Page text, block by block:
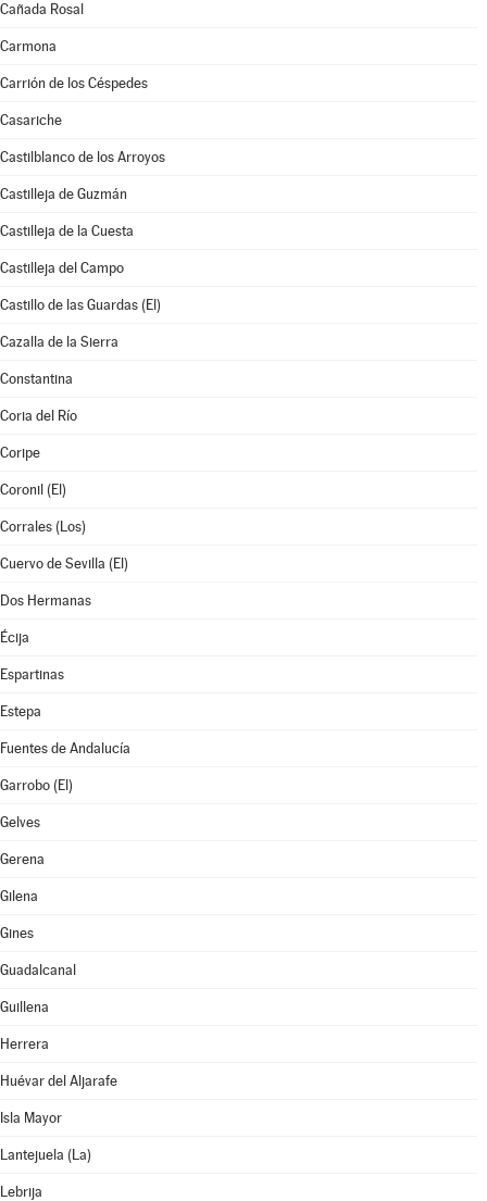
Cañada Rosal
Carmona
Carrión de los Céspedes
Casariche
Castilblanco de los Arroyos
Castilleja de Guzmán
Castilleja de la Cuesta
Castilleja del Campo
Castillo de las Guardas (El)
Cazalla de la Sierra
Constantina
Coria del Río
Coripe
Coronil (El)
Corrales (Los)
Cuervo de Sevilla (El)
Dos Hermanas
Écija
Espartinas
Estepa
Fuentes de Andalucía
Garrobo (El)
Gelves
Gerena
Gilena
Gines
Guadalcanal
Guillena
Herrera
Huévar del Aljarafe
Isla Mayor
Lantejuela (La)
Lebrija